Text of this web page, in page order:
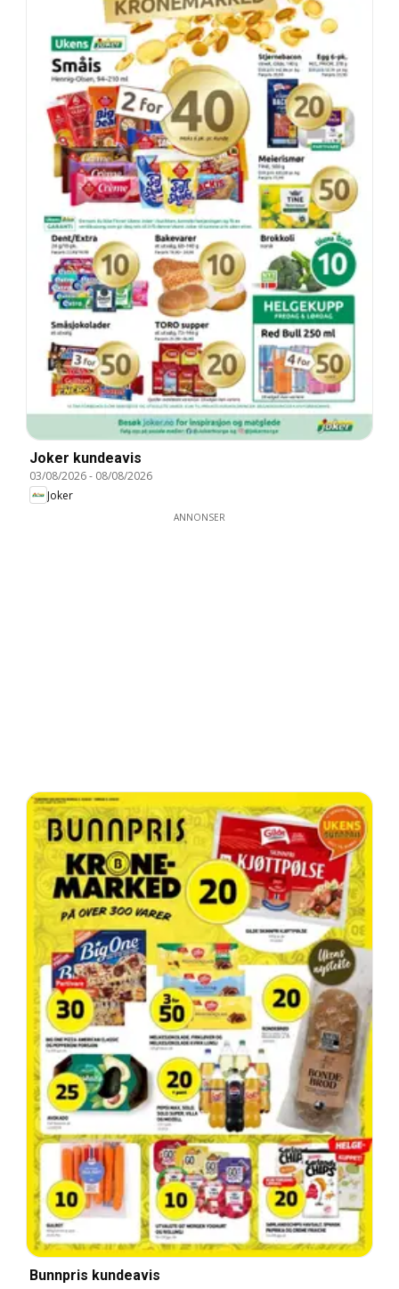
Joker kundeavis
03/08/2026- 08/08/2026
Joker
ANNONSER
Bunnpris kundeavis